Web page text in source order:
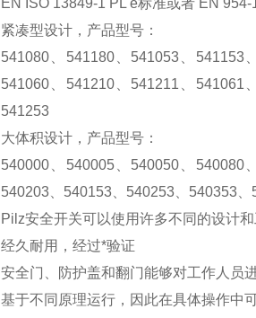
EN ISO 13849-1 PL e标准或者 EN
紧凑型设计，产品型号：
541080、541180、541053、541153
541060、541210、541211、541061
541253
大体积设计，产品型号：
540000、540005、540050、540080
540203、540153、540253、540353
Pilz安全开关可以使用许多不同的设计
经久耐用，经过*验证
安全门、防护盖和翻门能够对工作人员
基于不同原理运行，因此在具体操作中